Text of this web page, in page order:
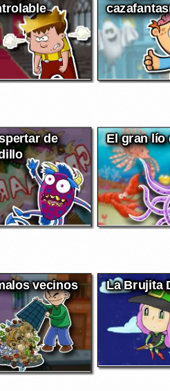
de El gran lío
vecinos La Brujita